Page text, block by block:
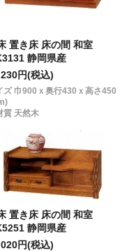
置き床 床の間 和室
静岡県産
円(税込)
ズ 巾900ｘ奥行430ｘ高さ450
質 天然木
置き床 床の間 和室
静岡県産
円(税込)